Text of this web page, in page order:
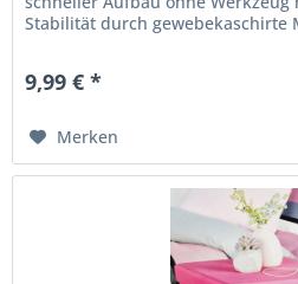
Stabilität durch gewebekaschirte
9,99 € *
Merken